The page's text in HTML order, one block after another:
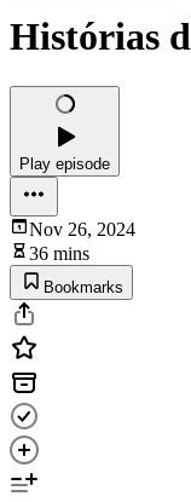
Histórias
Play episode
Nov 26, 2024
36 mins
Bookmarks